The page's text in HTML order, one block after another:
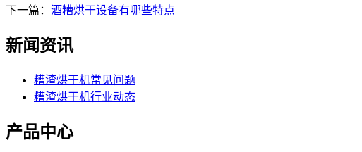
下一篇： 酒糟烘干设备有哪些特点
新闻资讯
糟渣烘干机常见问题
糟渣烘干机行业动态
产品中心